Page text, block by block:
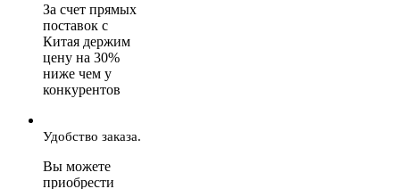
За счет прямых
поставок с
Китая держим
цену на 30%
ниже чем у
конкурентов
Удобство заказа.
Вы можете
приобрести